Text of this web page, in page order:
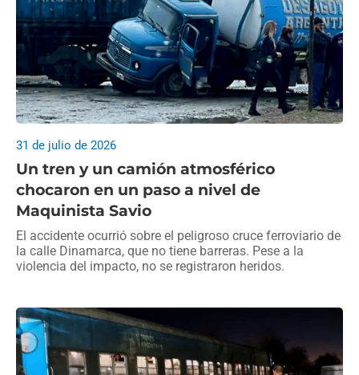
Un tren y un camión atmosférico
chocaron en un paso a nivel de
Maquinista Savio
31 de julio de 2026
El accidente ocurrió sobre el peligroso cruce ferroviario de
la calle Dinamarca, que no tiene barreras. Pese a la
violencia del impacto, no se registraron heridos.